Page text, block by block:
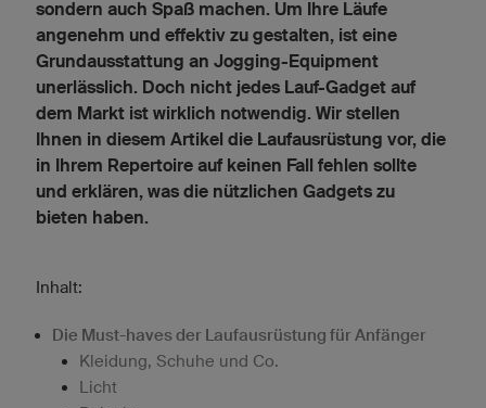
sondern auch Spaß machen. Um Ihre Läufe
angenehm und effektiv zu gestalten, ist eine
Grundausstattung an Jogging-Equipment
unerlässlich. Doch nicht jedes Lauf-Gadget auf
dem Markt ist wirklich notwendig. Wir stellen
Ihnen in diesem Artikel die Laufausrüstung vor, die
in Ihrem Repertoire auf keinen Fall fehlen sollte
und erklären, was die nützlichen Gadgets zu
bieten haben.
Inhalt:
Die Must-haves der Laufausrüstung für Anfänger
Kleidung, Schuhe und Co.
Licht